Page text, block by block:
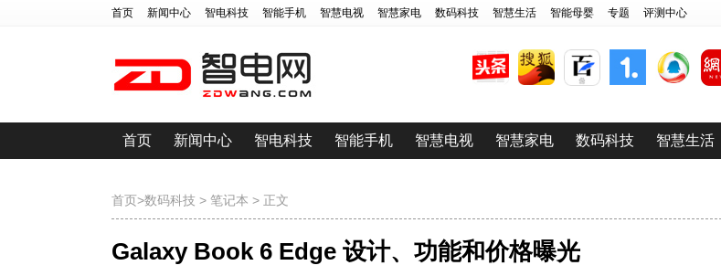
首页 新闻中心 智电科技 智能手机 智慧电视 智慧家电 数码科技 智慧生活 智能母婴 专题 评测中心
首页 新闻中心 智电科技 智能手机 智慧电视 智慧家电 数码科技 智慧生活
首页>数码科技 > 笔记本 > 正文
Galaxy Book 6 Edge 设计、功能和价格曝光